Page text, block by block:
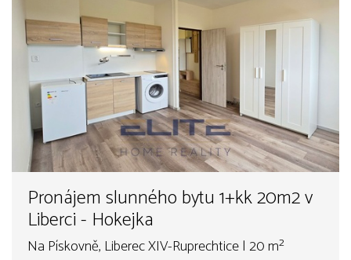
Pronájem slunného bytu 1+kk 20m2 v
Liberci - Hokejka
Na Pískovně, Liberec XIV-Ruprechtice | 20 m²